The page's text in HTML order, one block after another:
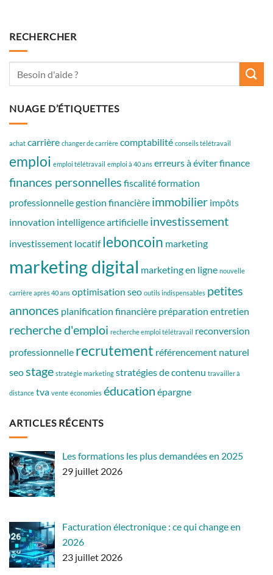
RECHERCHER
NUAGE D’ÉTIQUETTES
achat carrière changer de carrière comptabilité conseils télétravail
emploi emploi télétravail emploi à 40 ans erreurs à éviterfinance
finances personnelles fiscalitéformation
professionnellegestion financière immobilier impôts
innovation intelligence artificielle investissement
investissement locatif leboncoin marketing
marketing digital marketing en ligne nouvelle
carrière après 40 ans optimisation seo outils indispensables petites
annonces planification financière préparation entretien
recherche d'emploi recherche emploi télétravail reconversion
professionnelle recrutement référencement naturel
seo stage stratégie marketing stratégies de contenu travailler à
distance tva vente économies éducation épargne
ARTICLES RÉCENTS
Les formations les plus demandées en 2025
29 juillet 2026
Facturation électronique : ce qui change en
2026
23 juillet 2026